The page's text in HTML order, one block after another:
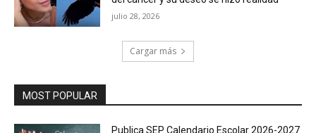
julio 28, 2026
Cargar más
MOST POPULAR
Publica SEP Calendario Escolar 2026-2027